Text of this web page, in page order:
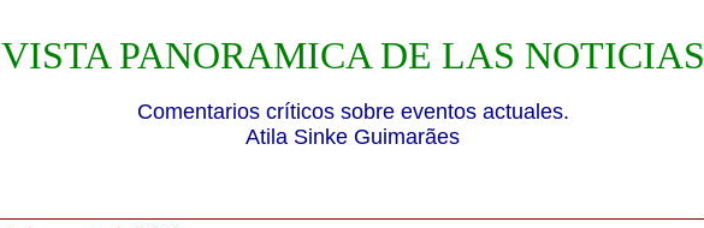
VISTA PANORAMICA DE LAS NOTICIAS
Comentarios críticos sobre eventos actuales.
Atila Sinke Guimarães